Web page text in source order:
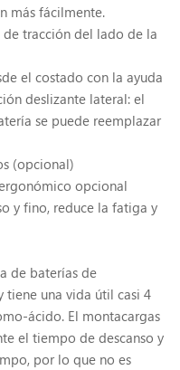
más fácilmente.
tracción del lado de la
el costado con la ayuda
deslizante lateral: el
se puede reemplazar
(opcional)
opcional
y fino, reduce la fatiga y
de baterías de
tiene una vida útil casi 4
ácido. El montacargas
el tiempo de descanso y
por lo que no es